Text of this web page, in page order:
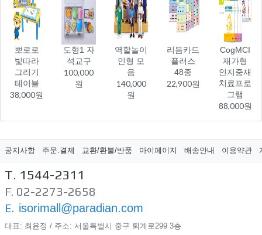
뽀로로
빛따라
그리기
테이블
38,000원
도형1 자
석교구
100,000
원
역할놀이
인형 모
음
140,000
원
리듬카드
플러스
48종
22,900원
CogMCI
재가형
인지중재
치료프로
그램
88,000원
공지사항 주문.결제 교환/환불/반품 마이페이지 배송안내 이용약관
T. 1544-2311
F. 02-2273-2658
E. isorimall@paradian.com
대표: 최윤정 / 주소: 서울특별시 중구 퇴계로299​ 3층